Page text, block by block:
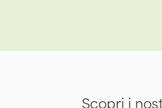
Scopri i